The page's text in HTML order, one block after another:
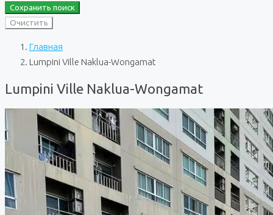
Сохранить поиск
Очистить
Главная
Lumpini Ville Naklua-Wongamat
Lumpini Ville Naklua-Wongamat